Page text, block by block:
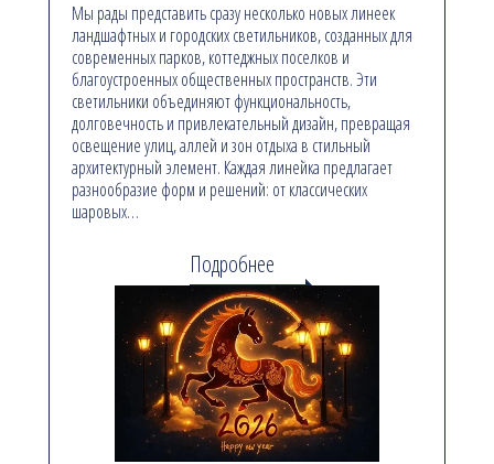
Мы рады представить сразу несколько новых линеек
ландшафтных и городских светильников, созданных для
современных парков, коттеджных поселков и
благоустроенных общественных пространств. Эти
светильники объединяют функциональность,
долговечность и привлекательный дизайн, превращая
освещение улиц, аллей и зон отдыха в стильный
архитектурный элемент. Каждая линейка предлагает
разнообразие форм и решений: от классических
шаровых…
Подробнее